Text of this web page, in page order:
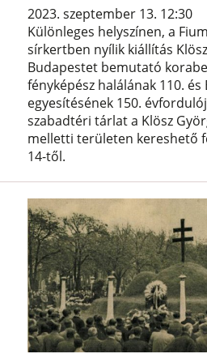
2023. szeptember 13. 12:30
Különleges helyszínen, a
sírkertben nyílik kiállítás
Budapestet bemutató
fényképész halálának 110.
egyesítésének 150.
szabadtéri tárlat a Klösz
melletti területen kereshető
14-től.